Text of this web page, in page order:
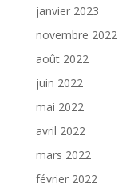
janvier 2023
novembre 2022
août 2022
juin 2022
mai 2022
avril 2022
mars 2022
février 2022